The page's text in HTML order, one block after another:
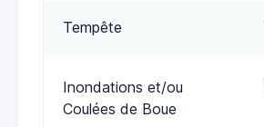
Tempête
Inondations et/ou
Coulées de Boue